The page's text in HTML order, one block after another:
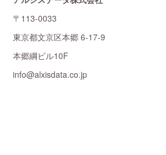
〒113-0033
東京都文京区本郷 6-17-9
本郷綱ビル10F
info@alxisdata.co.jp